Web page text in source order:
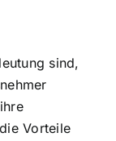
sind,
Vorteile